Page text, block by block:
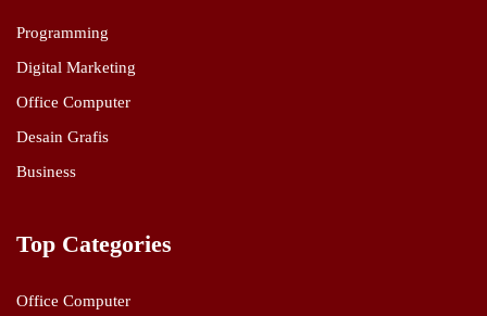
Programming
Digital Marketing
Office Computer
Desain Grafis
Business
Top Categories
Office Computer